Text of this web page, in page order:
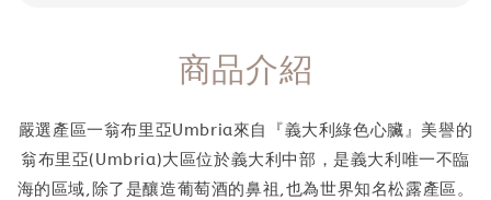
商品介紹
嚴選產區一翁布里亞Umbria來自『義大利綠色心臟』美譽的
翁布里亞(Umbria)大區位於義大利中部，是義大利唯一不臨
海的區域,除了是釀造葡萄酒的鼻祖,也為世界知名松露產區。